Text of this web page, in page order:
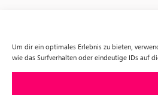
Um dir ein optimales Erlebnis zu bieten,
wie das Surfverhalten oder eindeutige IDs auf